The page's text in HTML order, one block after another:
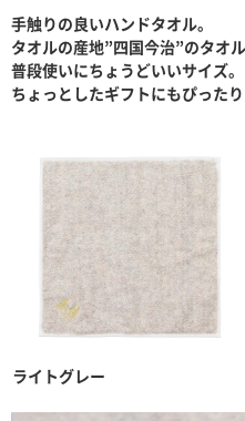
手触りの良いハンドタオル。
タオルの産地”四国今治”のタオ
普段使いにちょうどいいサイズ。
ちょっとしたギフトにもぴったり
ライトグレー